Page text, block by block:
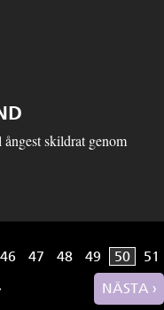
skildrat genom
46 47 48 49 50
51
NÄSTA ›